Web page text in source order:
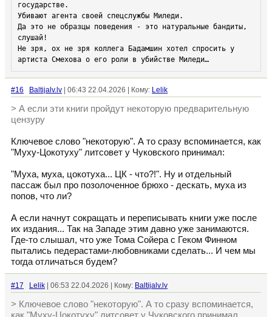
государстве.
Убивают агента своей спецслужбы Миледи.
Да это не образцы поведения - это натуральные бандиты,
слушай!
Не зря, ох не зря коллега Бадамшин хотел спросить у
артиста Смехова о его роли в убийстве Миледи…
#16 Baltijalv.lv | 06:43 22.04.2026 | Кому: Lelik
> А если эти книги пройдут некоторую предварительную
цензуру
Ключевое слово "некоторую". А то сразу вспоминается, как
"Муху-Цокотуху" литсовет у Чуковского принимал:
"Муха, муха, цокотуха... ЦК - что?!". Ну и отдельный
пассаж был про позолоченное брюхо - дескать, муха из
попов, что ли?
А если начнут сокращать и переписывать книги уже после
их издания... Так на Западе этим давно уже занимаются.
Где-то слышал, что уже Тома Сойера с Геком Финном
пытались педерастами-любовниками сделать... И чем мы
тогда отличаться будем?
#17 Lelik | 06:53 22.04.2026 | Кому: Baltijalv.lv
> Ключевое слово "некоторую". А то сразу вспоминается,